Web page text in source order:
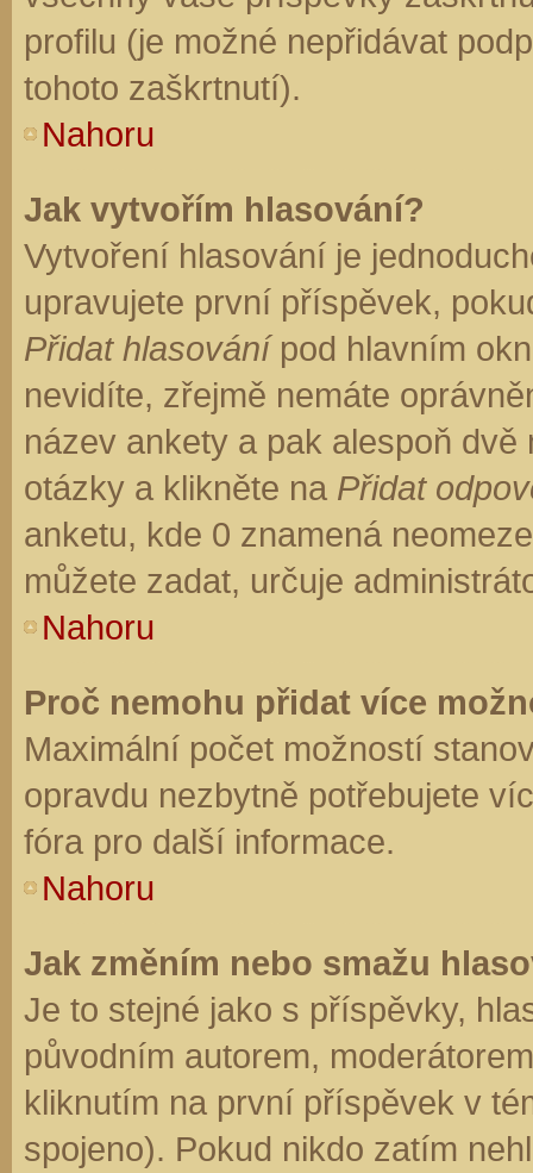
profilu (je možné nepřidávat
tohoto zaškrtnutí).
Nahoru
Jak vytvořím hlasování?
Vytvoření hlasování je
upravujete první příspěvek,
Přidat hlasovánípod hlavním
nevidíte, zřejmě nemáte
název ankety a pak alespoň
otázky a klikněte na Přidat
anketu, kde 0 znamená
můžete zadat, určuje
Nahoru
Proč nemohu přidat více
Maximální počet možností
opravdu nezbytně potřebujete
fóra pro další informace.
Nahoru
Jak změním nebo smažu
Je to stejné jako s příspěvky,
původním autorem,
kliknutím na první příspěvek v
spojeno). Pokud nikdo zatím